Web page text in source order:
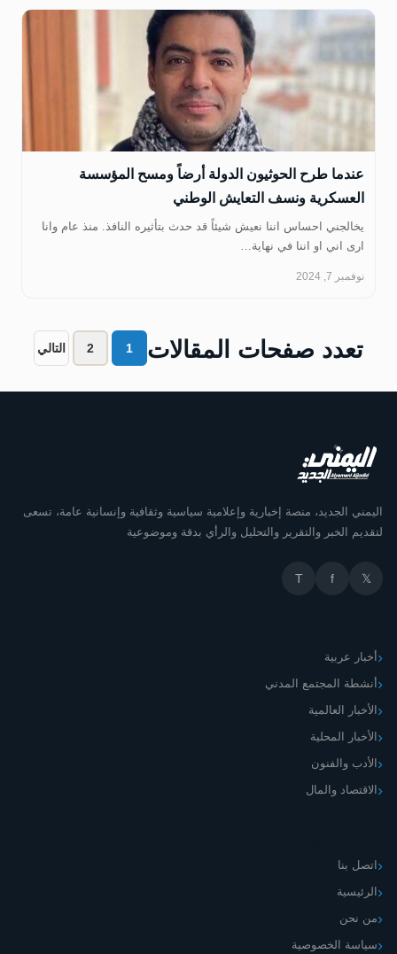
عندما طرح الحوثيون الدولة أرضاً ومسح المؤسسة
العسكرية ونسف التعايش الوطني
‏يخالجني احساس اننا نعيش شيئاً قد حدث بتأثيره النافذ. منذ عام وانا
ارى اني او اننا في نهاية…
نوفمبر 7, 2024
تعدد صفحات المقالات 1
2 التالي
اليمني الجديد، منصة إخبارية وإعلامية سياسية وثقافية وإنسانية عامة، تسعى
لتقديم الخبر والتقرير والتحليل والرأي بدقة وموضوعية
𝕏
f
T
أخبار عربية
أنشطة المجتمع المدني
الأخبار العالمية
الأخبار المحلية
الأدب والفنون
الاقتصاد والمال
اتصل بنا
الرئيسية
من نحن
سياسة الخصوصية